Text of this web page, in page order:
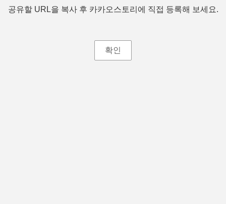
공유할 URL을 복사 후 카카오스토리에 직접 등록해 보세요.
확인